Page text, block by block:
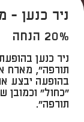
ניר כנען
20% הנחה
ניר כנען
תורפה”, מארח
בהופעה יבצע
“כחול” וכמובן
תורפה”.